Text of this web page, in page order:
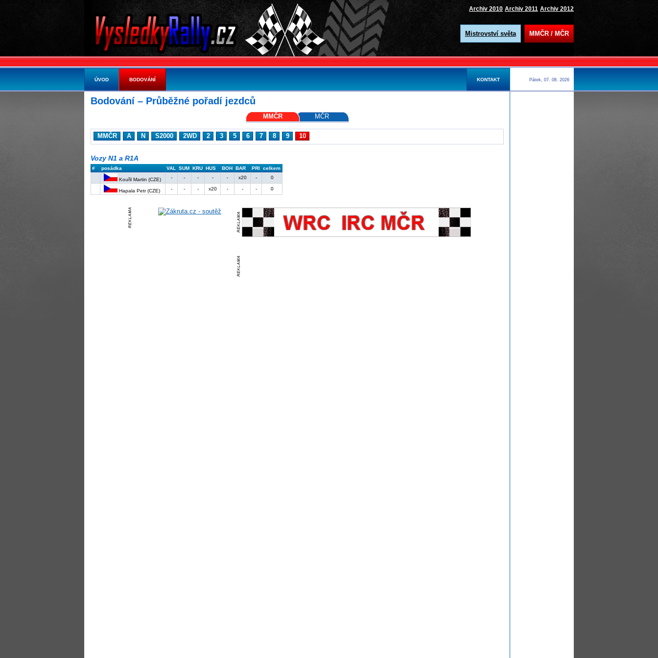
Bodování – Průběžné pořadí jezdců
MMČR MČR
MMČR A N S2000 2WD 2 3 5 6 7 8 9 10
Vozy N1 a R1A
# posádka VAL SUM KRU HUS BOH BAR PRI celkem
Kouřil Martin (CZE) - - - - - x20 - 0
Hapala Petr (CZE) - - - x20 - - - 0
Archiv 2010 Archiv 2011 Archiv 2012
MMČR / MČR
Mistrovství světa
Pátek, 07. 08. 2026
ÚVOD BODOVÁNÍ KONTAKT